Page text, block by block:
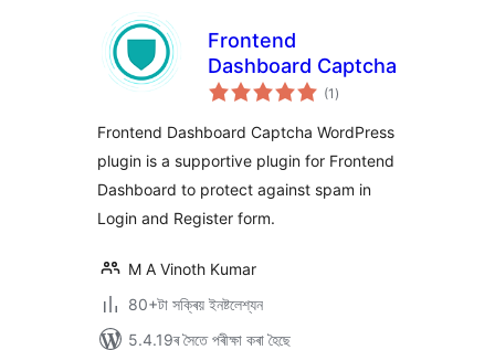
Frontend
Dashboard Captcha
(1 টা
মুঠ)
Frontend Dashboard Captcha WordPress
plugin is a supportive plugin for Frontend
Dashboard to protect against spam in
Login and Register form.
M A Vinoth Kumar
80+টা সক্ৰিয় ইনষ্টলেশ্যন
5.4.19ৰ সৈতে পৰীক্ষা কৰা হৈছে